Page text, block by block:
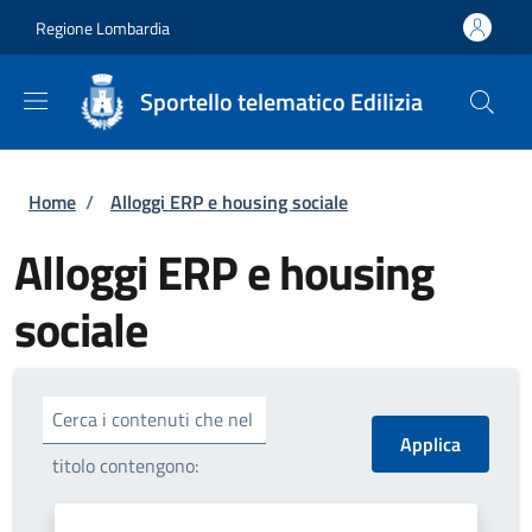
Regione Lombardia
Sportello telematico Edilizia
Briciole di pane
Home / Alloggi ERP e housing sociale
Alloggi ERP e housing
sociale
Cerca i contenuti che nel
titolo contengono: